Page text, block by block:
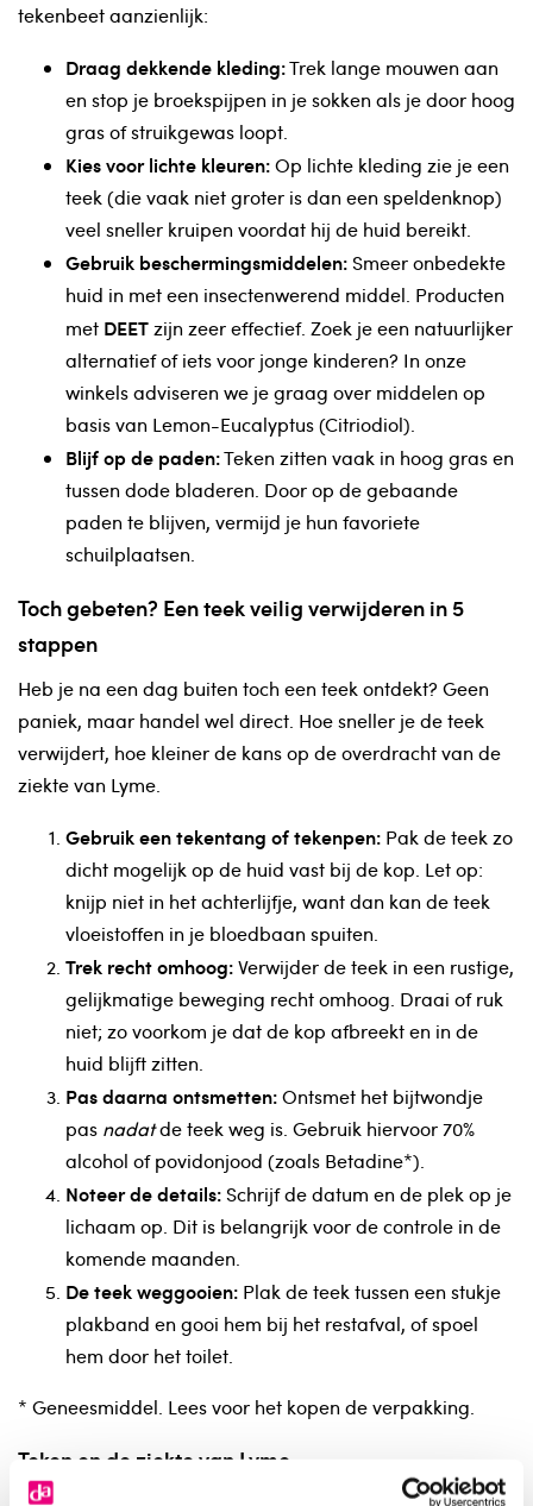
tekenbeet aanzienlijk:
Draag dekkende kleding:Trek lange mouwen aan
en stop je broekspijpen in je sokken als je door hoog
gras of struikgewas loopt.
Kies voor lichte kleuren:Op lichte kleding zie je een
teek (die vaak niet groter is dan een speldenknop)
veel sneller kruipen voordat hij de huid bereikt.
Gebruik beschermingsmiddelen:Smeer onbedekte
huid in met een insectenwerend middel. Producten
met DEETzijn zeer effectief. Zoek je een natuurlijker
alternatief of iets voor jonge kinderen? In onze
winkels adviseren we je graag over middelen op
basis van Lemon-Eucalyptus (Citriodiol).
Blijf op de paden:Teken zitten vaak in hoog gras en
tussen dode bladeren. Door op de gebaande
paden te blijven, vermijd je hun favoriete
schuilplaatsen.
Toch gebeten? Een teek veilig verwijderen in 5
stappen
Heb je na een dag buiten toch een teek ontdekt? Geen
paniek, maar handel wel direct. Hoe sneller je de teek
verwijdert, hoe kleiner de kans op de overdracht van de
ziekte van Lyme.
Gebruik een tekentang of tekenpen:Pak de teek zo
dicht mogelijk op de huid vast bij de kop. Let op:
knijp niet in het achterlijfje, want dan kan de teek
vloeistoffen in je bloedbaan spuiten.
Trek recht omhoog:Verwijder de teek in een rustige,
gelijkmatige beweging recht omhoog. Draai of ruk
niet; zo voorkom je dat de kop afbreekt en in de
huid blijft zitten.
Pas daarna ontsmetten:Ontsmet het bijtwondje
pas nadatde teek weg is. Gebruik hiervoor 70%
alcohol of povidonjood (zoals Betadine*).
Noteer de details:Schrijf de datum en de plek op je
lichaam op. Dit is belangrijk voor de controle in de
komende maanden.
De teek weggooien:Plak de teek tussen een stukje
plakband en gooi hem bij het restafval, of spoel
hem door het toilet.
* Geneesmiddel. Lees voor het kopen de verpakking.
Teken en de ziekte van Lyme